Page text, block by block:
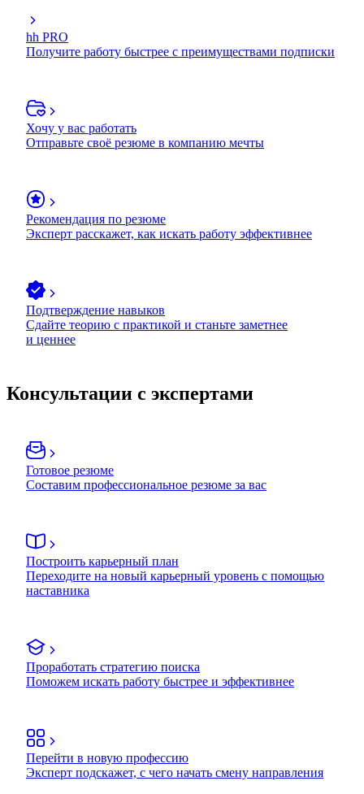
hh PRO
Получите работу быстрее с преимуществами подписки
Хочу у вас работать
Отправьте своё резюме в компанию мечты
Рекомендация по резюме
Эксперт расскажет, как искать работу эффективнее
Подтверждение навыков
Сдайте теорию с практикой и станьте заметнее
и ценнее
Консультации с экспертами
Готовое резюме
Составим профессиональное резюме за вас
Построить карьерный план
Переходите на новый карьерный уровень с помощью
наставника
Проработать стратегию поиска
Поможем искать работу быстрее и эффективнее
Перейти в новую профессию
Эксперт подскажет, с чего начать смену направления